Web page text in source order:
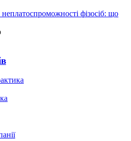
фізосіб: що